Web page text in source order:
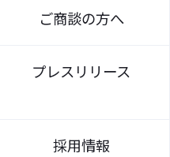
ご商談の方へ
プレスリリース
採用情報